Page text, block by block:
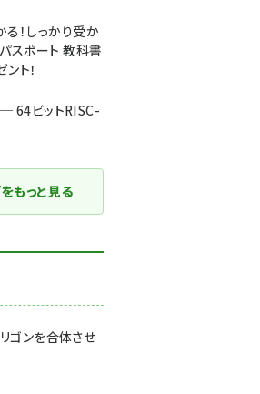
！しっかり受か
スポート 教科書
ト！
─ 64ビットRISC-
もっと見る
ゴンを合体させ